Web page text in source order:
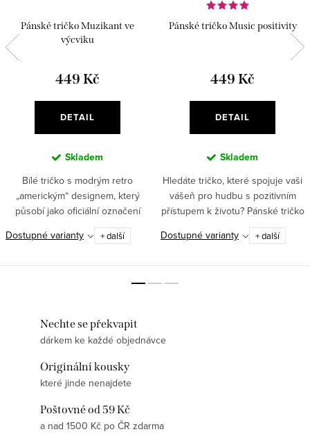
Pánské tričko Muzikant ve
výcviku
449 Kč
DETAIL
Skladem
Bílé tričko s modrým retro
„americkým“ designem, který
působí jako oficiální označení
budoucí hvězdy.
Dostupné varianty + další
Pánské tričko Music positivity
449 Kč
DETAIL
Skladem
Hledáte tričko, které spojuje vaši
vášeň pro hudbu s pozitivním
přístupem k životu? Pánské tričko
„Music Positivity“ je přesně tím
pravým!✅ 100% bavlna –
Dostupné varianty + další
Nechte se překvapit
dárkem ke každé objednávce
Originální kousky
které jinde nenajdete
Poštovné od 59 Kč
a nad 1500 Kč po ČR zdarma